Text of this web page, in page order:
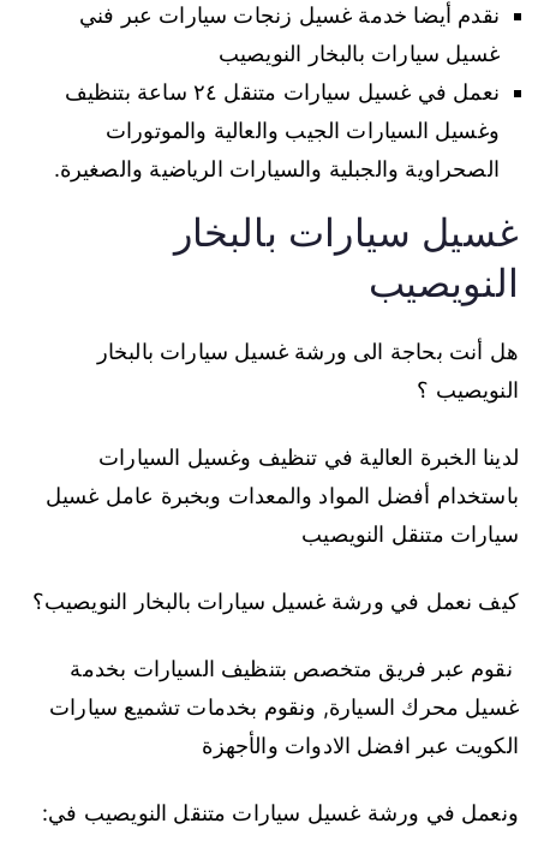
نقدم أيضا خدمة غسيل زنجات سيارات عبر فني
غسيل سيارات بالبخار النويصيب
نعمل في غسيل سيارات متنقل ٢٤ ساعة بتنظيف
وغسيل السيارات الجيب والعالية والموتورات
الصحراوية والجبلية والسيارات الرياضية والصغيرة.
غسيل سيارات بالبخار
النويصيب
هل أنت بحاجة الى ورشة غسيل سيارات بالبخار
النويصيب ؟
لدينا الخبرة العالية في تنظيف وغسيل السيارات
باستخدام أفضل المواد والمعدات وبخبرة عامل غسيل
سيارات متنقل النويصيب
كيف نعمل في ورشة غسيل سيارات بالبخار النويصيب؟
نقوم عبر فريق متخصص بتنظيف السيارات بخدمة
غسيل محرك السيارة, ونقوم بخدمات تشميع سيارات
الكويت عبر افضل الادوات والأجهزة
ونعمل في ورشة غسيل سيارات متنقل النويصيب في: